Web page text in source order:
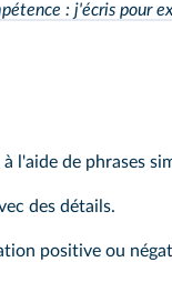
: j'écris pour
l'aide de phrases
des détails.
positive ou